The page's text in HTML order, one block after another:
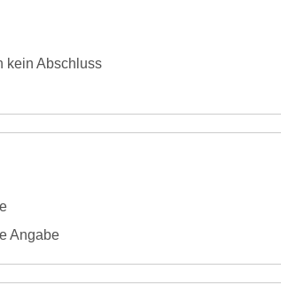
kein Abschluss
Angabe